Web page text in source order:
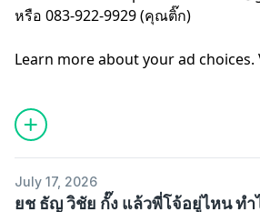
หรือ 083-922-9929 (คุณติ๊ก)
Learn more about your ad choices.
July 17, 2026
ยช ธัญ วิชัย กั๊ง แล้วพี่โจ้อยู่ไหน ท